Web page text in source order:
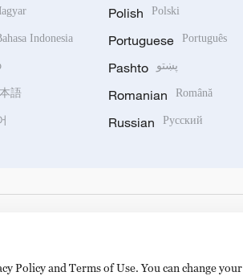
Indonesia
語
Polish Polski
Portuguese Português
Pashto پښتو
Romanian Română
Russian Русский
Policy and Terms of Use. You can change your